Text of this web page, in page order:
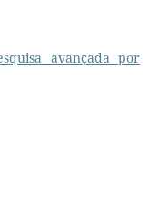
avançada por